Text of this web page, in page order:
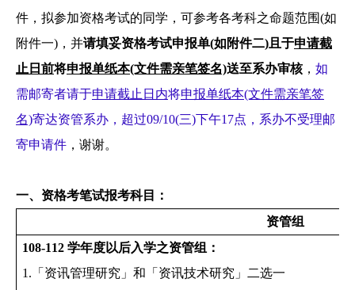
件 ，拟参加资格考试的同学，可参考各考科之命题范围(如
附件一)，并请填妥资格考试申报单(如附件二) 且于申请截
止日前将申报单纸本(文件需亲笔签名)送至系办审核 ， 如
需邮寄者请于申请截止日内将申报单纸本(文件需亲笔签
名)寄达资管系办，超过09/10(三)下午17点，系办不受理邮
寄申请件 ，谢谢。
一、资格考笔试报考科目：
资管组
108-112 学年度以后入学之资管组：
1. 「资讯管理研究」和「资讯技术研究」二选一